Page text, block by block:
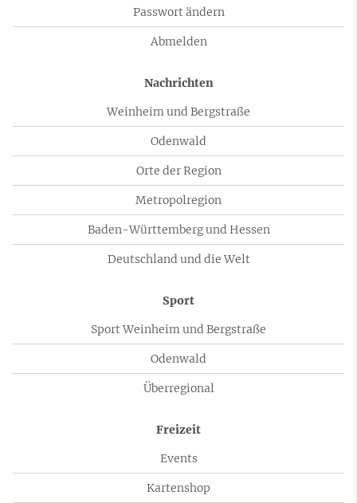
Passwort ändern
Abmelden
Nachrichten
Weinheim und Bergstraße
Odenwald
Orte der Region
Metropolregion
Baden-Württemberg und Hessen
Deutschland und die Welt
Sport
Sport Weinheim und Bergstraße
Odenwald
Überregional
Freizeit
Events
Kartenshop